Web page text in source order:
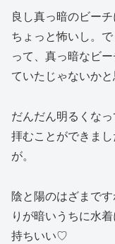
良し真っ暗のビー
ちょっと怖いし。
って、真っ暗なビ
ていたじゃないか
だんだん明るくな
拝むことができま
が。
陰と陽のはざまで
りが暗いうちに水
持ちいい♡